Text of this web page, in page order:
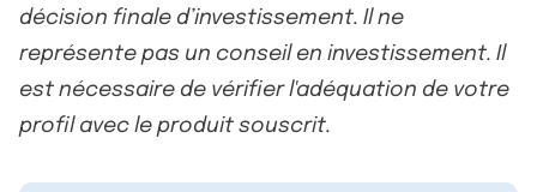
décision finale d’investissement. Il ne
représente pas un conseil en investissement. Il
est nécessaire de vérifier l'adéquation de votre
profil avec le produit souscrit.